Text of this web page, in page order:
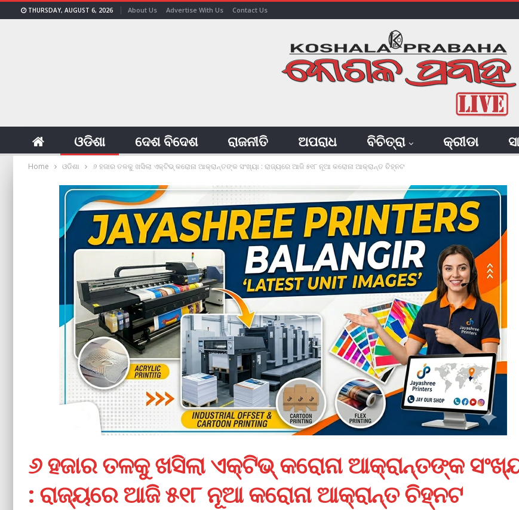
THURSDAY, AUGUST 6, 2026 About Us Advertise With Us Contact Us
ଓଡିଶା ଦେଶ ବିଦେଶ ରାଜନୀତି ଅପରାଧ ବିଚିତ୍ରା କ୍ରୀଡା
Home ଓଡିଶା ୬ ହଜାର ତଳକୁ ଖସିଲା ଏକ୍‌ଟିଭ୍‌ କରୋନା ଆକ୍ରାନ୍ତଙ୍କ ସଂଖ୍ୟା : ରାଜ୍ୟରେ ଆଜି ୫୧୮ ନୂଆ କରୋନା ଆକ୍ରାନ୍ତ ଚିହ୍ନଟ
୬ ହଜାର ତଳକୁ ଖସିଲା ଏକ୍‌ଟିଭ୍‌ କରୋନା ଆକ୍ରାନ୍ତଙ୍କ
: ରାଜ୍ୟରେ ଆଜି ୫୧୮ ନୂଆ କରୋନା ଆକ୍ରାନ୍ତ ଚିହ୍ନଟ